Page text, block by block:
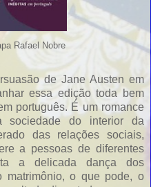
Rafael Nobre
de Jane Austen em
essa edição toda bem
português. É um romance
sociedade do interior da
das relações sociais,
a pessoas de diferentes
a delicada dança dos
matrimônio, o que pode, o